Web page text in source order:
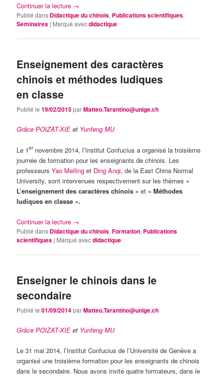
Continuer la lecture →
Publié dans Didactique du chinois, Publications scientifiques,
Seminaires | Marqué avecdidactique
Enseignement des caractères
chinois et méthodes ludiques
en classe
Publié le19/02/2015parMatteo.Tarantino@unige.ch
Grâce POIZAT-XIE et Yunfeng MU
Le 1ernovembre 2014, l’Institut Confucius a organisé la troisième
journée de formation pour les enseignants de chinois. Les
professeursYao Meiling et Ding Anqi, de la East China Normal
University, sont intervenues respectivement sur les thèmes «
L’enseignement des caractères chinois »et « Méthodes
ludiques en classe ».
Continuer la lecture →
Publié dans Didactique du chinois,Formation, Publications
scientifiques | Marqué avecdidactique
Enseigner le chinois dans le
secondaire
Publié le01/09/2014parMatteo.Tarantino@unige.ch
Grâce POIZAT-XIE et Yunfeng MU
Le 31 mai 2014, l’Institut Confucius de l’Université de Genève a
organisé une troisième formation pour les enseignants de chinois
dans le secondaire. Nous avons invité quatre formateurs, dans le